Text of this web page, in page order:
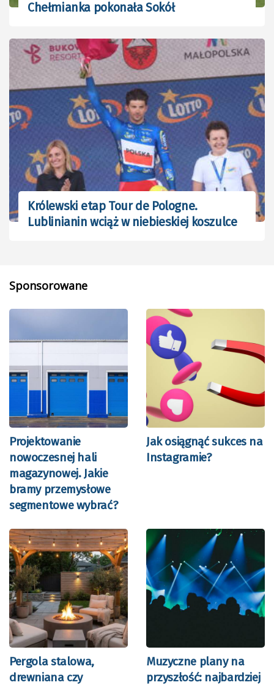
Chełmianka pokonała Sokół
Królewski etap Tour de Pologne.
Lublinianin wciąż w niebieskiej koszulce
Sponsorowane
Projektowanie
nowoczesnej hali
magazynowej. Jakie
bramy przemysłowe
segmentowe wybrać?
Jak osiągnąć sukces na
Instagramie?
Pergola stalowa,
drewniana czy
Muzyczne plany na
przyszłość: najbardziej